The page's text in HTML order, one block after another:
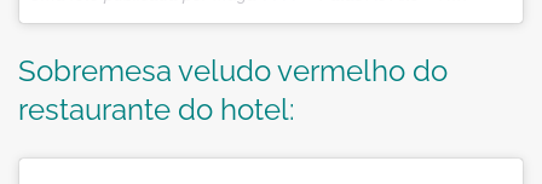
Sobremesa veludo vermelho do
restaurante do hotel: